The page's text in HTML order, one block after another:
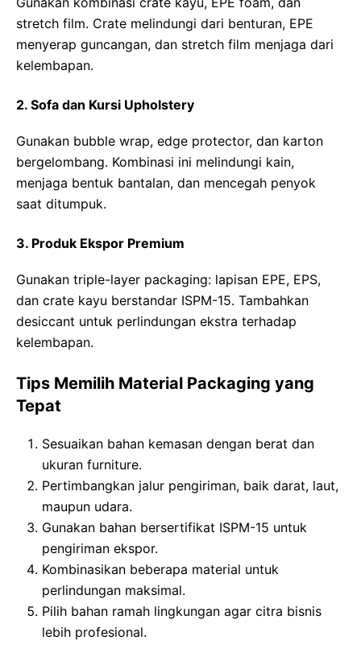
stretch film. Crate melindungi dari benturan, EPE
menyerap guncangan, dan stretch film menjaga dari
kelembapan.
2. Sofa dan Kursi Upholstery
Gunakan bubble wrap, edge protector, dan karton
bergelombang. Kombinasi ini melindungi kain,
menjaga bentuk bantalan, dan mencegah penyok
saat ditumpuk.
3. Produk Ekspor Premium
Gunakan triple-layer packaging: lapisan EPE, EPS,
dan crate kayu berstandar ISPM-15. Tambahkan
desiccant untuk perlindungan ekstra terhadap
kelembapan.
Tips Memilih Material Packaging yang
Tepat
Sesuaikan bahan kemasan dengan berat dan
ukuran furniture.
Pertimbangkan jalur pengiriman, baik darat, laut,
maupun udara.
Gunakan bahan bersertifikat ISPM-15 untuk
pengiriman ekspor.
Kombinasikan beberapa material untuk
perlindungan maksimal.
Pilih bahan ramah lingkungan agar citra bisnis
lebih profesional.